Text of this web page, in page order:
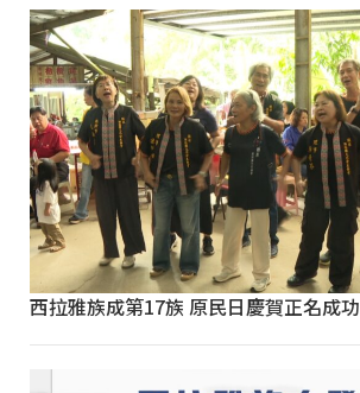
西拉雅族成第17族 原民日慶賀正名成功